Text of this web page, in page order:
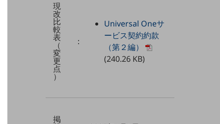
会社案内パンフレット
ニュースルーム
ニュースルームTOP
ニュースリリース
地域からの発表
重要なお知らせ
現
改
比
較
表
（
変
更
点
）
：
Universal Oneサ
ービス契約約款
（第２編）
(240.26 KB)
掲